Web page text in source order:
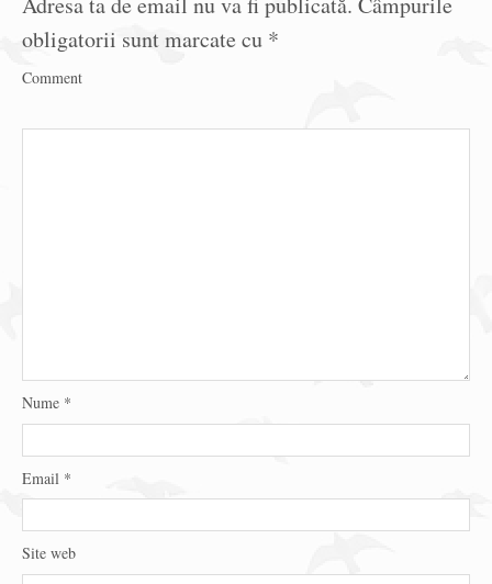
obligatorii sunt marcate cu *
Comment
Nume *
Email *
Site web